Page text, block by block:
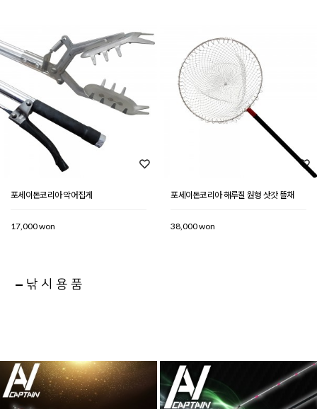
포세이돈코리아 악어집게
17,000 won
포세이돈코리아 해루질 원형 삿갓 뜰채
38,000 won
낚시용품